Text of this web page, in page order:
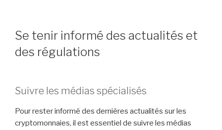
Se tenir informé des actualités et
des régulations
Suivre les médias spécialisés
Pour rester informé des dernières actualités sur les
cryptomonnaies, il est essentiel de suivre les médias